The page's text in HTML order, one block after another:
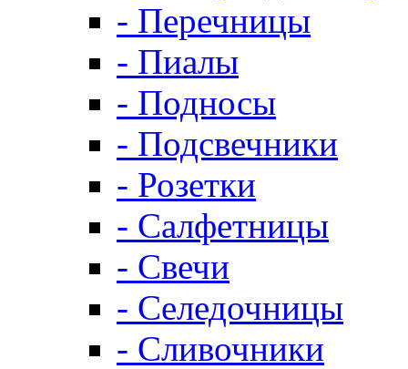
- Перечницы
- Пиалы
- Подносы
- Подсвечники
- Розетки
- Салфетницы
- Свечи
- Селедочницы
- Сливочники